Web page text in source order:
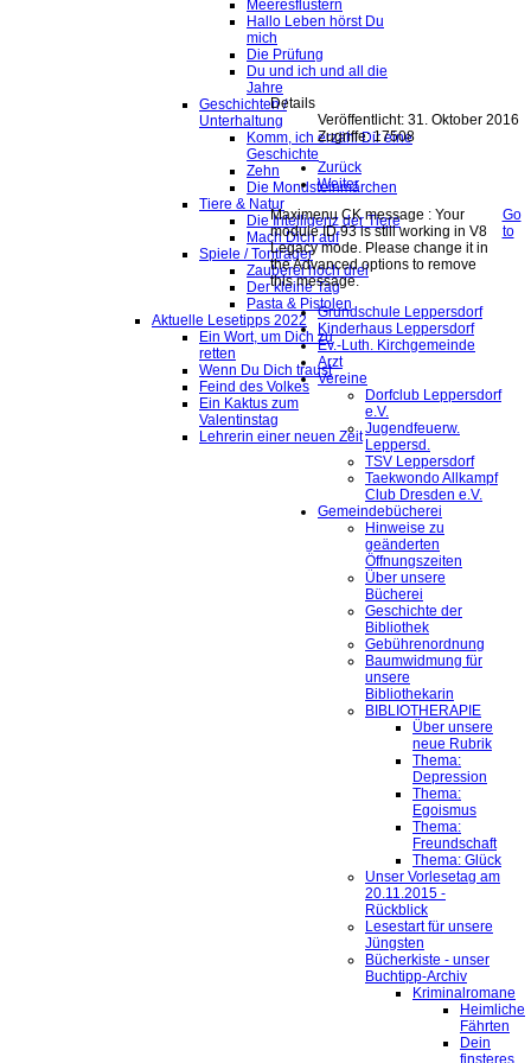
Meeresflüstern
Hallo Leben hörst Du
mich
Die Prüfung
Du und ich und all die
Jahre
Geschichten /
Unterhaltung
Komm, ich erzähl Dir eine
Geschichte
Zehn
Die Mondsteinmärchen
Tiere & Natur
Die Intelligenz der Tiere
Mach Dich auf
Spiele / Tonträger
Zauberei hoch drei
Der kleine Tag
Pasta & Pistolen
Aktuelle Lesetipps 2022
Ein Wort, um Dich zu
retten
Wenn Du Dich traust
Feind des Volkes
Ein Kaktus zum
Valentinstag
Lehrerin einer neuen Zeit
Details
Veröffentlicht: 31. Oktober 2016
Zugriffe: 17508
Zurück
Weiter
Maximenu CK message : Your
module ID 93 is still working in V8
Legacy mode. Please change it in
the Advanced options to remove
this message.
Grundschule Leppersdorf
Kinderhaus Leppersdorf
Ev.-Luth. Kirchgemeinde
Arzt
Vereine
Dorfclub Leppersdorf
e.V.
Jugendfeuerw.
Leppersd.
TSV Leppersdorf
Taekwondo Allkampf
Club Dresden e.V.
Gemeindebücherei
Hinweise zu
geänderten
Öffnungszeiten
Über unsere
Bücherei
Geschichte der
Bibliothek
Gebührenordnung
Baumwidmung für
unsere
Bibliothekarin
BIBLIOTHERAPIE
Über unsere
neue Rubrik
Thema:
Depression
Thema:
Egoismus
Thema:
Freundschaft
Thema: Glück
Unser Vorlesetag am
20.11.2015 -
Rückblick
Lesestart für unsere
Jüngsten
Bücherkiste - unser
Buchtipp-Archiv
Kriminalromane
Heimliche
Fährten
Dein
finsteres
Go
to